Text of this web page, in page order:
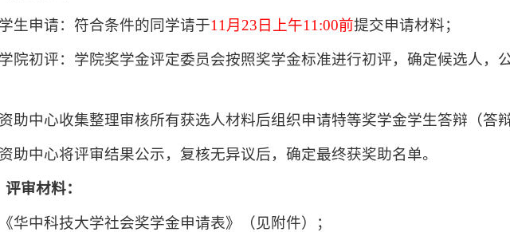
生申请：符合条件的同学请于11月23日上午11:00前提交申请材料；
院初评：学院奖学金评定委员会按照奖学金标准进行初评，确定候选人，
助中心收集整理审核所有获选人材料后组织申请特等奖学金学生答辩（答
助中心将评审结果公示，复核无异议后，确定最终获奖助名单。
评审材料：
华中科技大学社会奖学金申请表》（见附件）；